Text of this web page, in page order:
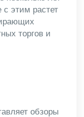
с этим растет
торгов и
обзоры